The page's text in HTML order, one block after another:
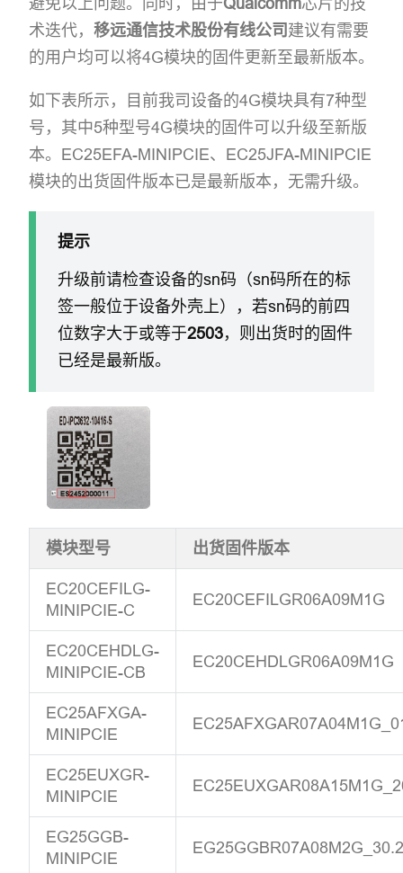
术迭代， 移远通信技术股份有线公司建议有需要
的用户均可以将4G模块的固件更新至最新版本。
如下表所示，目前我司设备的4G模块具有7种型
号，其中5种型号4G模块的固件可以升级至新版
本。EC25EFA-MINIPCIE、EC25JFA-MINIPCIE
模块的出货固件版本已是最新版本，无需升级。
提示
升级前请检查设备的sn码（sn码所在的标
签一般位于设备外壳上），若sn码的前四
位数字大于或等于2503，则出货时的固件
已经是最新版。
模块型号 出货固件版本
EC20CEFILG-
MINIPCIE-C
EC20CEFILGR06A09M1G
EC20CEHDLG-
MINIPCIE-CB
EC20CEHDLGR06A09M1G
EC25AFXGA-
MINIPCIE
EC25EUXGR-
MINIPCIE
EG25GGB-
MINIPCIE